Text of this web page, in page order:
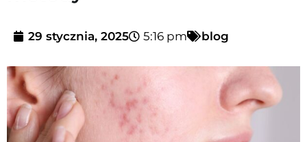
29 stycznia, 2025 5:16 pm blog